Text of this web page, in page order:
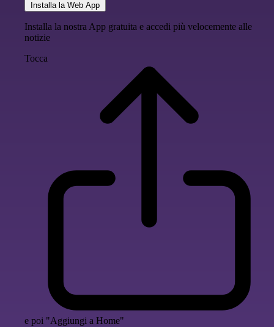
Installa la Web App
Installa la nostra App gratuita e accedi più velocemente alle
notizie
Tocca
e poi "Aggiungi a Home"